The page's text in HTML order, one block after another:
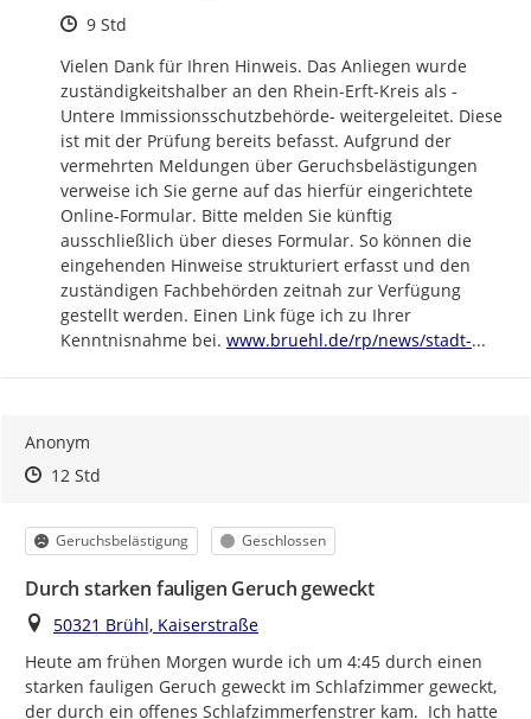
Zeitpunkt des Erstellens
9 Std
Vielen Dank für Ihren Hinweis. Das Anliegen wurde
zuständigkeitshalber an den Rhein-Erft-Kreis als -
Untere Immissionsschutzbehörde- weitergeleitet. Diese
ist mit der Prüfung bereits befasst. Aufgrund der
vermehrten Meldungen über Geruchsbelästigungen
verweise ich Sie gerne auf das hierfür eingerichtete
Online-Formular. Bitte melden Sie künftig
ausschließlich über dieses Formular. So können die
eingehenden Hinweise strukturiert erfasst und den
zuständigen Fachbehörden zeitnah zur Verfügung
gestellt werden. Einen Link füge ich zu Ihrer
Kenntnisnahme bei. https://
www.bruehl.de/rp/news/stadt-...
Anonym
Zeitpunkt des Erstellens
Zeitpunkt des Erstellens
12 StdZur Äußerung
Kategorie
Geruchsbelästigung Status
Geschlossen
Durch starken fauligen Geruch geweckt
Ort
50321 Brühl, Kaiserstraße
Heute am frühen Morgen wurde ich um 4:45 durch einen
starken fauligen Geruch geweckt im Schlafzimmer geweckt,
der durch ein offenes Schlafzimmerfenstrer kam.  Ich hatte